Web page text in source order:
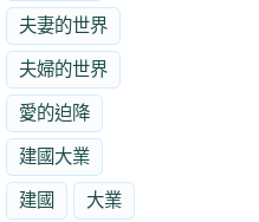
夫妻的世界
夫婦的世界
愛的迫降
建國大業
建國 大業